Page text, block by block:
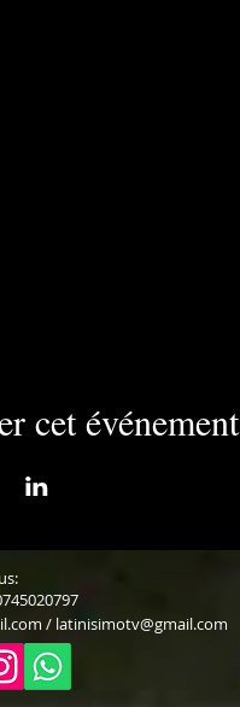
cet événement
/ latinisimotv@gmail.com